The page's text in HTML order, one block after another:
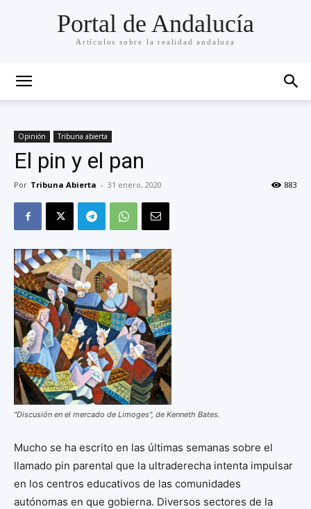
Portal de Andalucía
Artículos sobre la realidad andaluza
Opinión Tribuna abierta
El pin y el pan
Por Tribuna Abierta - 31 enero, 2020 883
"Discusión en el mercado de Limoges", de Kenneth Bates.
Mucho se ha escrito en las últimas semanas sobre el
llamado pin parental que la ultraderecha intenta impulsar
en los centros educativos de las comunidades
autónomas en que gobierna. Diversos sectores de la